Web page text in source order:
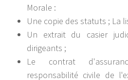
Morale :
Une copie des statuts ; La
Un extrait du casier
dirigeants ;
Le contrat
responsabilité civile de